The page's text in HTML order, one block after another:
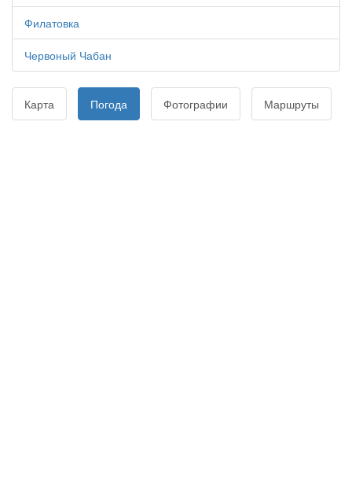
Филатовка
Червоный Чабан
Карта Погода Фотографии Маршруты